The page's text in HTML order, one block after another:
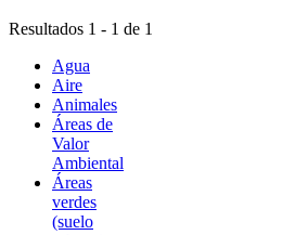
Resultados 1 - 1 de 1
Agua
Aire
Animales
Áreas de
Valor
Ambiental
Áreas
verdes
(suelo